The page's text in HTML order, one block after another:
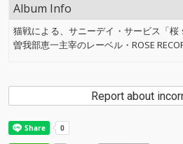
Album Info
猫戦による、サニーデイ・サービス「
曽我部恵一主宰のレーベル・ROSE
Report about